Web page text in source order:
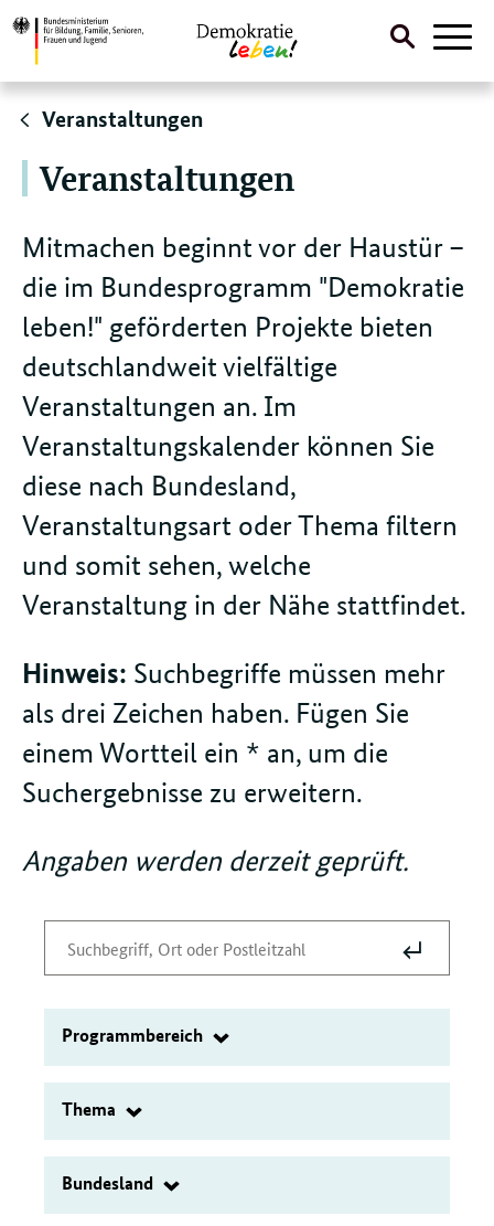
Direktlink:
Suche
Veranstaltungen
Veranstaltungen
Mitmachen beginnt vor der Haustür –
die im Bundesprogramm "Demokratie
leben!" geförderten Projekte bieten
deutschlandweit vielfältige
Veranstaltungen an. Im
Veranstaltungskalender können Sie
diese nach Bundesland,
Veranstaltungsart oder Thema filtern
und somit sehen, welche
Veranstaltung in der Nähe stattfindet.
Hinweis: Suchbegriffe müssen mehr
als drei Zeichen haben. Fügen Sie
einem Wortteil ein * an, um die
Suchergebnisse zu erweitern.
Angaben werden derzeit geprüft.
Suchbegriff
Suche
Filter
Programmbereich
Filter
Thema
Filter
Bundesland